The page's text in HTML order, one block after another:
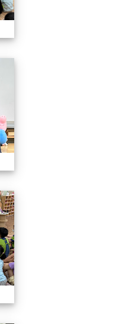
06.20校長說故事幼兒園